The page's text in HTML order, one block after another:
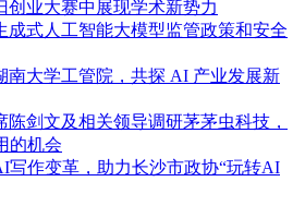
创业大赛中展现学术新势力
成式人工智能大模型监管政策和安全
南大学工管院，共探 AI 产业发展新
陈剑文及相关领导调研茅茅虫科技，
的机会
写作变革，助力长沙市政协“玩转AI